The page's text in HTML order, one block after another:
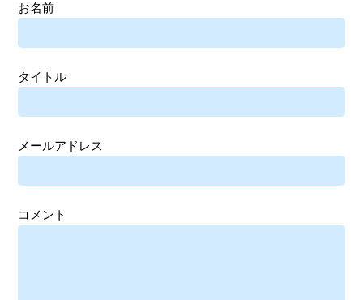
お名前
タイトル
メールアドレス
コメント